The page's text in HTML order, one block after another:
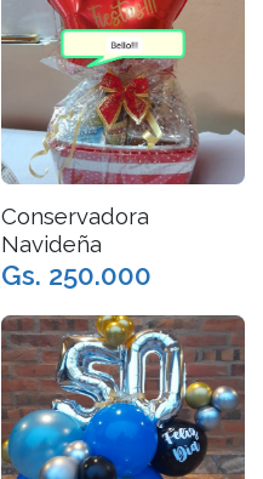
Conservadora
Navideña
Gs. 250.000